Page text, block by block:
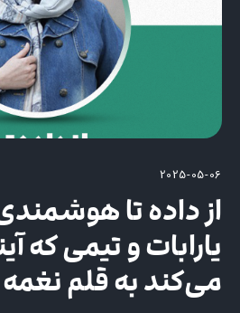
2025-05-06
از داده تا
یارابات و تیمی که
می‌کند به قلم نغمه